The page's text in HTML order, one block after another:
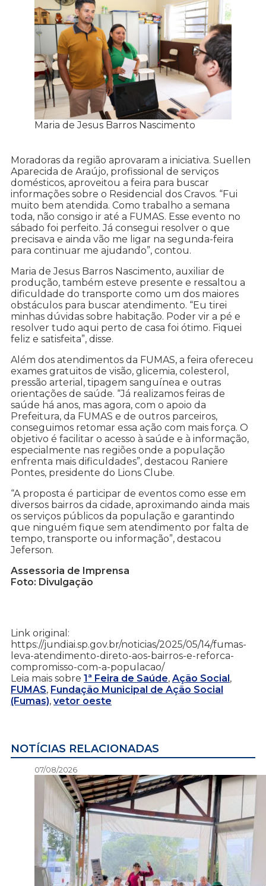
Maria de Jesus Barros Nascimento
Moradoras da região aprovaram a iniciativa. Suellen
Aparecida de Araújo, profissional de serviços
domésticos, aproveitou a feira para buscar
informações sobre o Residencial dos Cravos. “Fui
muito bem atendida. Como trabalho a semana
toda, não consigo ir até a FUMAS. Esse evento no
sábado foi perfeito. Já consegui resolver o que
precisava e ainda vão me ligar na segunda-feira
para continuar me ajudando”, contou.
Maria de Jesus Barros Nascimento, auxiliar de
produção, também esteve presente e ressaltou a
dificuldade do transporte como um dos maiores
obstáculos para buscar atendimento. “Eu tirei
minhas dúvidas sobre habitação. Poder vir a pé e
resolver tudo aqui perto de casa foi ótimo. Fiquei
feliz e satisfeita”, disse.
Além dos atendimentos da FUMAS, a feira ofereceu
exames gratuitos de visão, glicemia, colesterol,
pressão arterial, tipagem sanguínea e outras
orientações de saúde. “Já realizamos feiras de
saúde há anos, mas agora, com o apoio da
Prefeitura, da FUMAS e de outros parceiros,
conseguimos retomar essa ação com mais força. O
objetivo é facilitar o acesso à saúde e à informação,
especialmente nas regiões onde a população
enfrenta mais dificuldades”, destacou Raniere
Pontes, presidente do Lions Clube.
“A proposta é participar de eventos como esse em
diversos bairros da cidade, aproximando ainda mais
os serviços públicos da população e garantindo
que ninguém fique sem atendimento por falta de
tempo, transporte ou informação”, destacou
Jeferson.
Assessoria de Imprensa
Foto: Divulgação
Link original:
https://jundiai.sp.gov.br/noticias/2025/05/14/fumas-
leva-atendimento-direto-aos-bairros-e-reforca-
compromisso-com-a-populacao/
Leia mais sobre 1ª Feira de Saúde, Ação Social,
FUMAS, Fundação Municipal de Ação Social
(Fumas), vetor oeste
NOTÍCIAS RELACIONADAS
07/08/2026